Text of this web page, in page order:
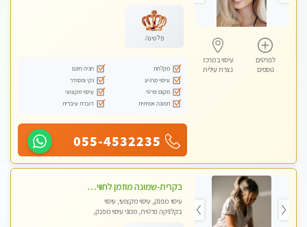
לפרטים
נוספים
עיסוי במרכז
נצרת עילית
פלטינה
מקלחת
חניה חינם
עיסוי מרגיע
נקי ומסודר
מקום פרטי
עיסוי מקצועי
תמונה אמיתית
דוברת עיברית
055-4532235
בקרית-שמונה מוזמן לחוויה בלתי נשכחת מעסה איכותית מקצועית ומפנקת- ללא מין !!
עיסוי מפנק, עיסוי מקצועי, עיסוי
בקלניקה פרטית, מכוני עיסוי מפנק,